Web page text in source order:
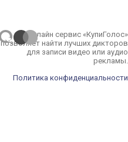
Онлайн сервис «КупиГолос»
позволяет найти лучших дикторов
для записи видео или аудио
рекламы.
Политика конфиденциальности